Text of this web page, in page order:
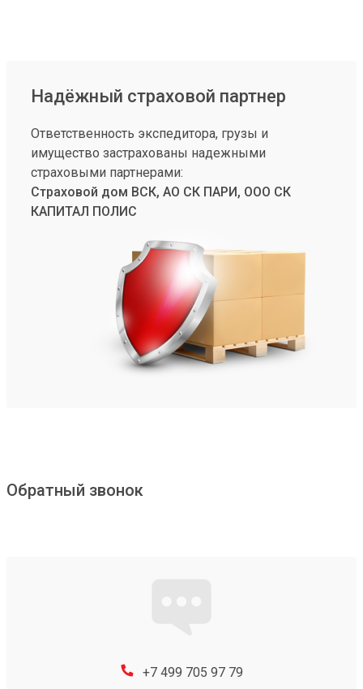
Надёжный страховой партнер
Ответственность экспедитора, грузы и
имущество застрахованы надежными
страховыми партнерами:
Страховой дом ВСК, АО СК ПАРИ, ООО СК
КАПИТАЛ ПОЛИС
Обратный звонок
+7 499 705 97 79